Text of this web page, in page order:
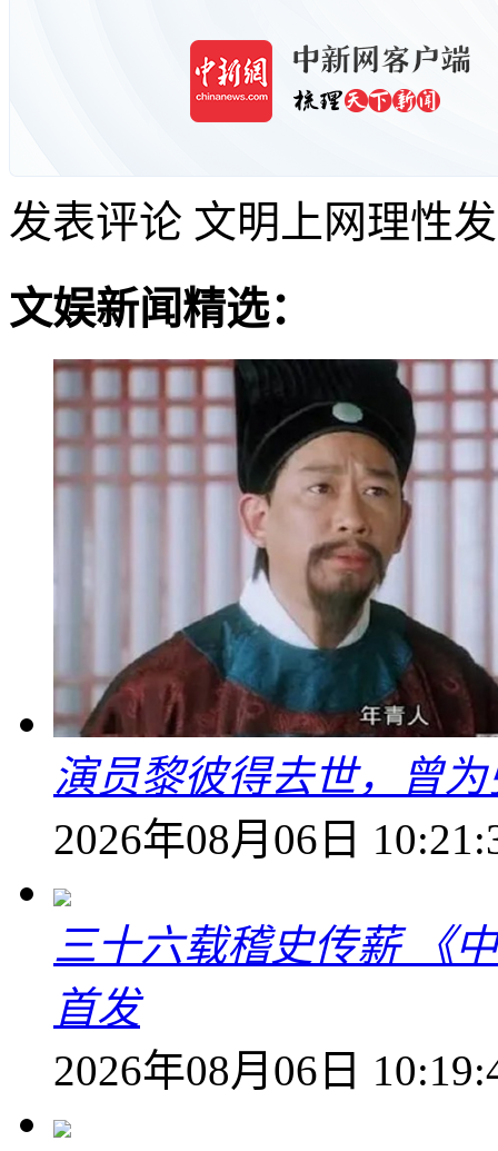
发表评论 文明上网理性
文娱新闻精选：
演员黎彼得去世，曾
2026年08月06日
三十六载稽史传薪 《
首发
2026年08月06日